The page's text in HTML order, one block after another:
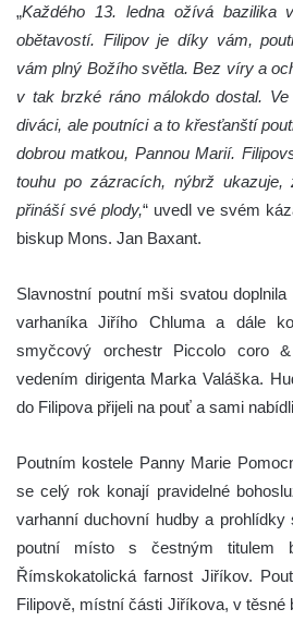
„Každého 13. ledna ožívá bazilika
obětavostí. Filipov je díky vám,
vám plný Božího světla. Bez víry a
v tak brzké ráno málokdo dostal.
diváci, ale poutníci a to křesťanští
dobrou matkou, Pannou Marií.
touhu po zázracích, nýbrž
přináší své plody,“ uvedl ve svém
biskup Mons. Jan Baxant.
Slavnostní poutní mši svatou
varhaníka Jiřího Chluma a dále
smyčcový orchestr Piccolo coro
vedením dirigenta Marka Valáška.
do Filipova přijeli na pouť a sami
Poutním kostele Panny Marie
se celý rok konají pravidelné
varhanní duchovní hudby a
poutní místo s čestným titulem
Římskokatolická farnost Jiříkov.
Filipově, místní části Jiříkova, v těsné